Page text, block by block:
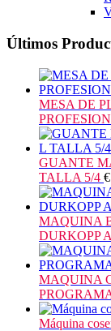
Últimos
MESA DE
GUANTE
TALLA 5/4 €
MAQUINA
DURKOPP
MAQUINA
Máquina